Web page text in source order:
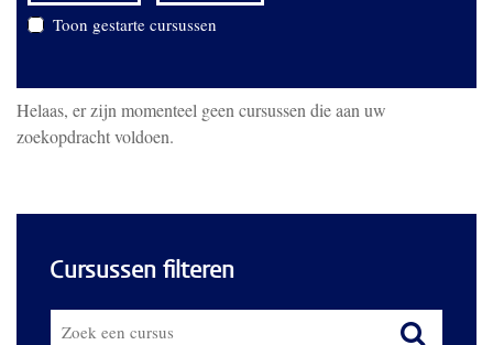
Toon gestarte cursussen
Helaas, er zijn momenteel geen cursussen die aan uw
zoekopdracht voldoen.
Cursussen filteren